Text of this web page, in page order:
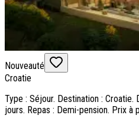
Nouveauté
Croatie
Type : Séjour. Destination : Croatie.
jours. Repas : Demi-pension. Prix à